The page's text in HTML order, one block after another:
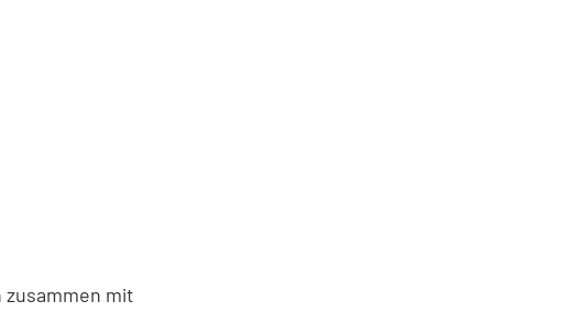
zusammen mit